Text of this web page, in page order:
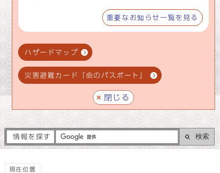
重要なお知らせ一覧を見る
ハザードマップ
災害避難カード「命のパスポート」
閉じる
情報を探す 検索
現在位置